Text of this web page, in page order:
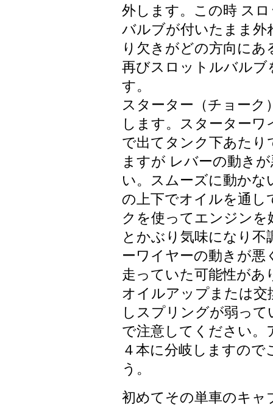
外します。この時 ス
バルブが付いたまま
り欠きがどの方向に
再びスロットルバル
す。
スターター（チョー
します。スターター
で出てタンク下あたり
ますが レバーの動き
い。スムーズに動かな
の上下でオイルを通し
クを使ってエンジン
とかぶり気味になり
ーワイヤーの動きが悪
走っていた可能性があ
オイルアップまたは
しスプリングが弱っ
で注意してください
４本に分岐しますの
う。
初めてその単車のキャ